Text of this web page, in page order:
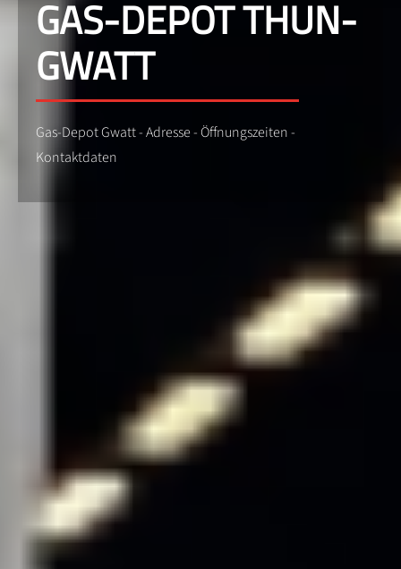
GAS-DEPOT THUN-
GWATT
Gas-Depot Gwatt - Adresse - Öffnungszeiten -
Kontaktdaten